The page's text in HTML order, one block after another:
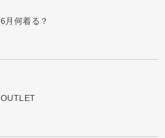
6月何着る？
OUTLET